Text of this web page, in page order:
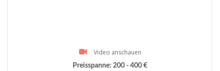
Video anschauen
Preisspanne: 200 - 400 €